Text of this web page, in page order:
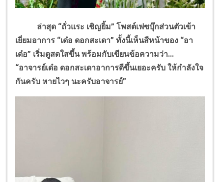
ล่าสุด “ถั่วแระ เชิญยิ้ม” โพสต์เฟซบุ๊กส่วนตัวเข้า
เยี่ยมอาการ “เด๋อ ดอกสะเดา” ทั้งนี้เห็นสีหน้าของ “อา
เด๋อ” เริ่มดูสดใสขึ้น พร้อมกับเขียนข้อความว่า...
“อาจารย์เด๋อ ดอกสะเดาอาการดีขึ้นเยอะครับ ให้กำลังใจ
กันครับ หายไวๆ นะครับอาจารย์”